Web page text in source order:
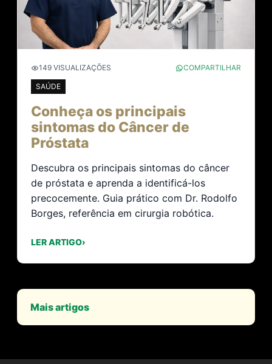
149 VISUALIZAÇÕES COMPARTILHAR
SAÚDE
Conheça os principais
sintomas do Câncer de
Próstata
Descubra os principais sintomas do câncer
de próstata e aprenda a identificá-los
precocemente. Guia prático com Dr. Rodolfo
Borges, referência em cirurgia robótica.
LER ARTIGO›
Mais artigos